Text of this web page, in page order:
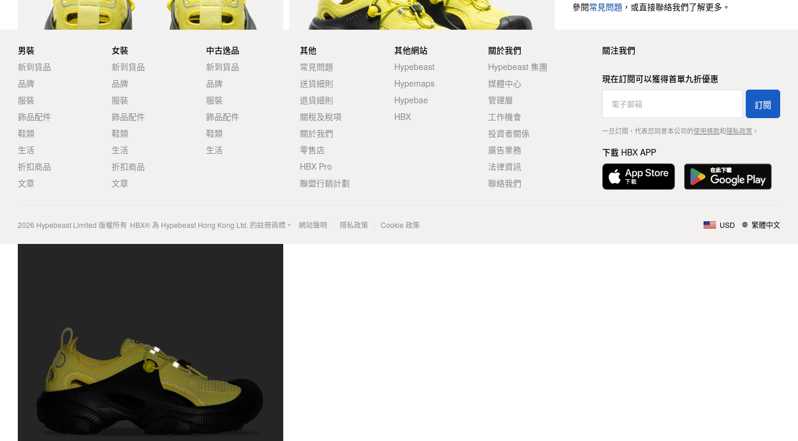
參閱常見問題 ，或直接聯絡我們了解更多。
男裝
新到貨品
品牌
服裝
飾品配件
鞋類
生活
折扣商品
文章
女裝
新到貨品
品牌
服裝
飾品配件
鞋類
生活
折扣商品
文章
中古逸品
新到貨品
品牌
服裝
飾品配件
鞋類
生活
其他
常見問題
送貨細則
退貨細則
關稅及稅項
關於我們
零售店
HBX Pro
聯盟行銷計劃
其他網站
Hypebeast
Hypemaps
Hypebae
HBX
關於我們
Hypebeast 集團
媒體中心
管理層
工作機會
投資者關係
廣告業務
法律資訊
聯絡我們
關注我們
現在訂閱可以獲得首單九折優惠
訂閱
一旦訂閱，代表您同意本公司的使用條款和隱私政策。
下載 HBX APP
2026 Hypebeast Limited 版權所有 HBX® 為 Hypebeast Hong Kong Ltd. 的註冊商標。 網站聲明 隱私政策 Cookie 政策 USD 繁體中文